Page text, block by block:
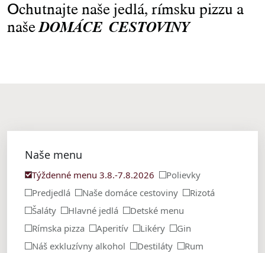
Ochutnajte naše jedlá, rímsku pizzu a
našeDOMÁCE CESTOVINY
Naše menu
Týždenné menu 3.8.-7.8.2026
Polievky
Predjedlá
Naše domáce cestoviny
Rizotá
Šaláty
Hlavné jedlá
Detské menu
Rímska pizza
Aperitív Likéry
Gin
Náš exkluzívny alkohol
Destiláty
Rum